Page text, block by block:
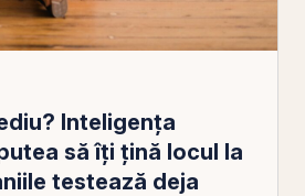
Inteligența
să îți țină locul la
testează deja